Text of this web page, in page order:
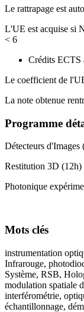
Le rattrapage est
L'UE est acquise si
< 6
Crédits ECTS
Le coefficient de
La note obtenue
Programme
Détecteurs d'Images
Restitution 3D (12h)
Photonique
Mots clés
instrumentation
Infrarouge,
Système, RSB,
modulation spatiale
interférométrie,
échantillonnage,